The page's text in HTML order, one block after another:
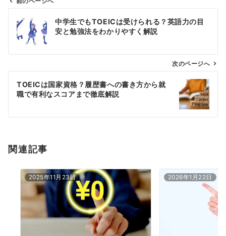
ン
中学生でもTOEICは受けられる？英語力の目
安と勉強法をわかりやすく解説
次のページへ
TOEICは国家資格？履歴書への書き方から就
職で有利なスコアまで徹底解説
関連記事
2025年11月23日 2026年1月22日